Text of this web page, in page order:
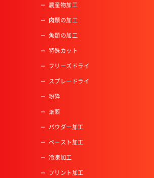
農産物加工
肉類の加工
魚類の加工
特殊カット
フリーズドライ
スプレードライ
粉砕
焙煎
パウダー加工
ペースト加工
冷凍加工
プリント加工